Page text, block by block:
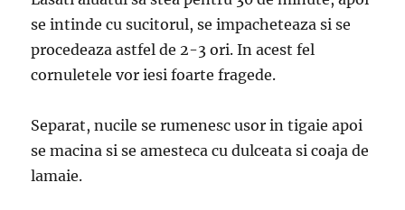
se intinde cu sucitorul, se impacheteaza si se
procedeaza astfel de 2-3 ori. In acest fel
cornuletele vor iesi foarte fragede.
Separat, nucile se rumenesc usor in tigaie apoi
se macina si se amesteca cu dulceata si coaja de
lamaie.